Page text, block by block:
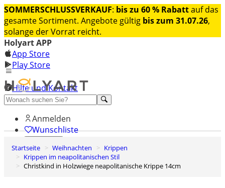
SOMMERSCHLUSSVERKAUF: bis zu 60 % Rabattauf das
gesamte Sortiment. Angebote gültig bis zum 31.07.26,
solange der Vorrat reicht.
Holyart APP
App Store
Play Store
Hilfe und Kontakt
Entdecken Sie Premium
Anmelden
Wunschliste
0
Warenkorb
Startseite Weihnachten
Krippen
Krippen im neapolitanischen Stil
Christkind in Holzwiege neapolitanische Krippe 14cm